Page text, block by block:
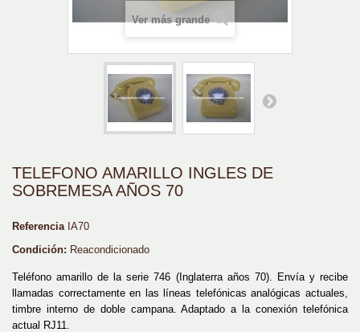
Ver más grande
TELEFONO AMARILLO INGLES DE
SOBREMESA AÑOS 70
Referencia IA70
Condición: Reacondicionado
Teléfono amarillo de la serie 746 (Inglaterra años 70). Envía y recibe
llamadas correctamente en las líneas telefónicas analógicas actuales,
timbre interno de doble campana. Adaptado a la conexión telefónica
actual RJ11.